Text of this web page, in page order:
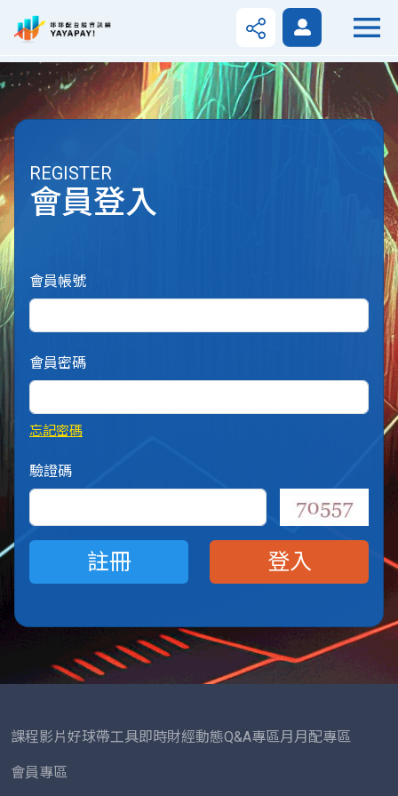
REGISTER
會員登入
會員帳號
會員密碼
忘記密碼
驗證碼
課程影片好球帶工具即時財經動態Q&A專區月月配專區
會員專區